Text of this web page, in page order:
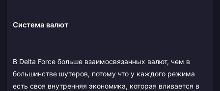
Система валют
В Delta Force больше взаимосвязанных валют, чем в
большинстве шутеров, потому что у каждого режима
есть своя внутренняя экономика, которая вливается в